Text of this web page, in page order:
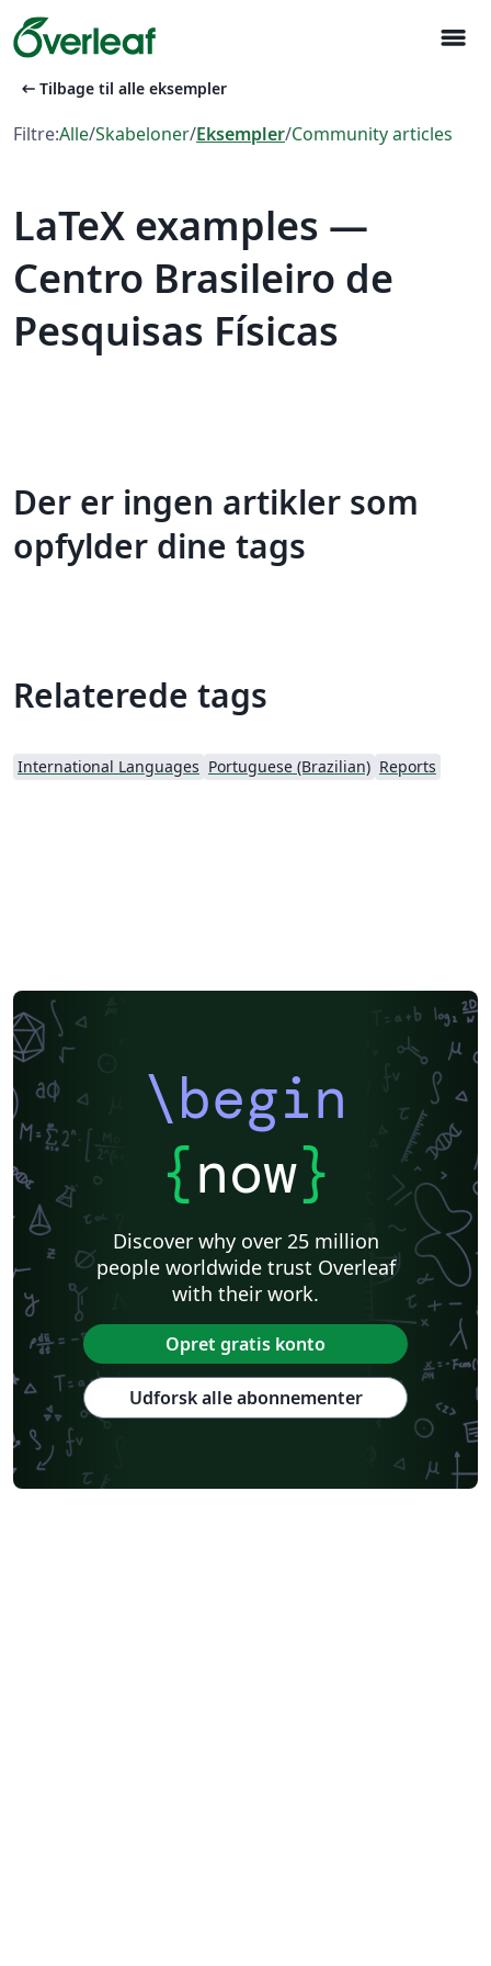
menu
arrow_left_alt Tilbage til alle eksempler
Filtre:Alle/Skabeloner/Eksempler/Community articles
LaTeX examples —
Centro Brasileiro de
Pesquisas Físicas
Der er ingen artikler som
opfylder dine tags
Relaterede tags
International Languages Portuguese (Brazilian) Reports
\begin
{now}
Discover why over 25 million
people worldwide trust Overleaf
with their work.
Opret gratis konto
Udforsk alle abonnementer